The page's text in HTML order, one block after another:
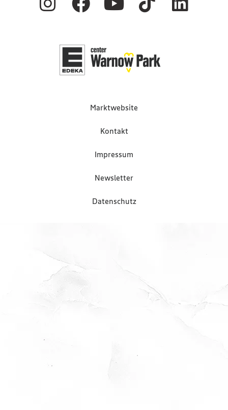
Marktwebsite
Kontakt
Impressum
Newsletter
Datenschutz